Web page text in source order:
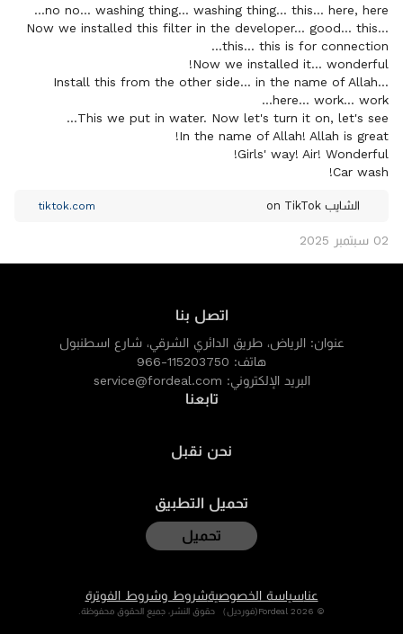
no no... washing thing... washing thing... this... here, here...
Now we installed this filter in the developer... good... this...
this... this is for connection...
Now we installed it... wonderful!
Install this from the other side... in the name of Allah...
here... work... work...
This we put in water. Now let's turn it on, let's see...
In the name of Allah! Allah is great!
Girls' way! Air! Wonderful!
Car wash!
الشايب on TikTok tiktok.com
02 سبتمبر 2025
اتصل بنا
عنوان: الرياض، طريق الدائري الشرقي، شارع اسطنبول
هاتف: 966-115203750
البريد الإلكتروني: service@fordeal.com
تابعنا
نحن نقبل
تحميل التطبيق
تحميل
عناسياسة الخصوصيةشروط وشروط الفوترة
© 2026 Fordeal(فورديل） حقوق النشر، جميع الحقوق محفوظة.